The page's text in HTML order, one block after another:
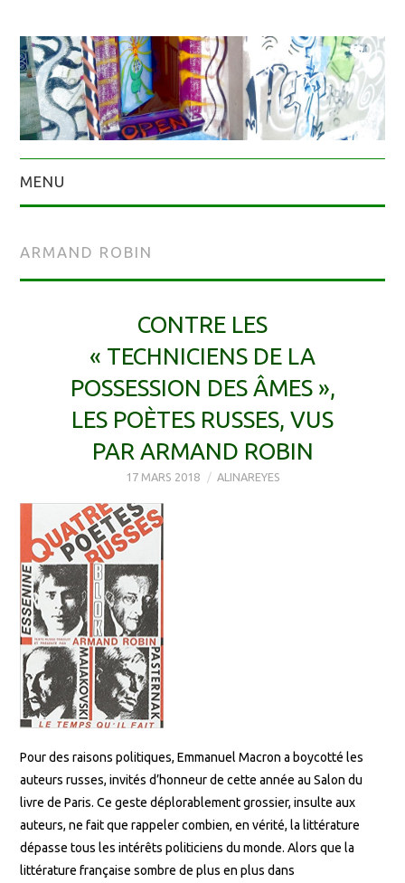
MENU
ARMAND ROBIN
CONTRE LES
« TECHNICIENS DE LA
POSSESSION DES ÂMES »,
LES POÈTES RUSSES, VUS
PAR ARMAND ROBIN
17 MARS 2018 ALINAREYES
Pour des raisons politiques, Emmanuel Macron a boycotté les
auteurs russes, invités d’honneur de cette année au Salon du
livre de Paris. Ce geste déplorablement grossier, insulte aux
auteurs, ne fait que rappeler combien, en vérité, la littérature
dépasse tous les intérêts politiciens du monde. Alors que la
littérature française sombre de plus en plus dans